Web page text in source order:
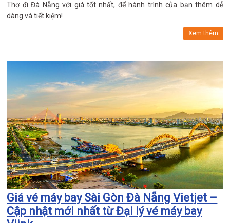
Thơ đi Đà Nẵng với giá tốt nhất, để hành trình của bạn thêm dễ
dàng và tiết kiệm!
Xem thêm
Giá vé máy bay Sài Gòn Đà Nẵng Vietjet –
Cập nhật mới nhất từ Đại lý vé máy bay